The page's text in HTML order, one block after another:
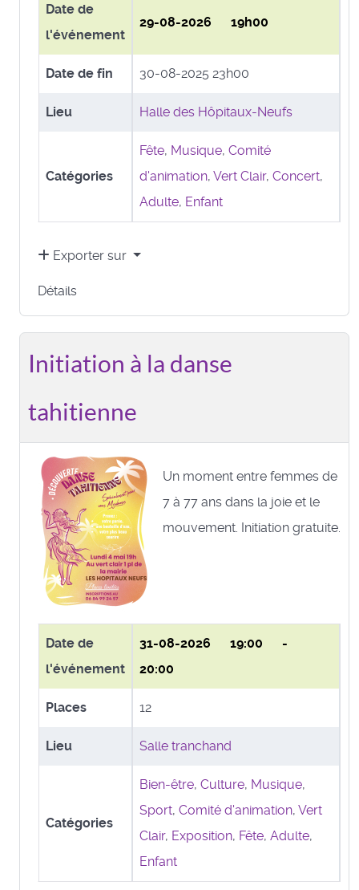
Date de
l'événement
29-08-2026 19h00
Date de fin 30-08-2025 23h00
Lieu Halle des Hôpitaux-Neufs
Catégories
Fête, Musique, Comité
d'animation, Vert Clair, Concert,
Adulte, Enfant
Exporter sur
Détails
Initiation à la danse
tahitienne
Un moment entre femmes de
7 à 77 ans dans la joie et le
mouvement. Initiation gratuite.
Date de
l'événement
31-08-2026 19:00 -
20:00
Places 12
Lieu Salle tranchand
Catégories
Bien-être, Culture, Musique,
Sport, Comité d'animation, Vert
Clair, Exposition, Fête, Adulte,
Enfant